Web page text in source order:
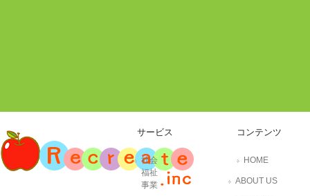
サービス
社会
福祉
事業
コンテンツ
HOME
ABOUT US